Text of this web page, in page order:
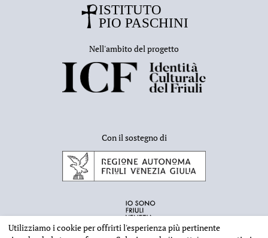
Nell'ambito del progetto
Con il sostegno di
Utilizziamo i cookie per offrirti l'esperienza più pertinente